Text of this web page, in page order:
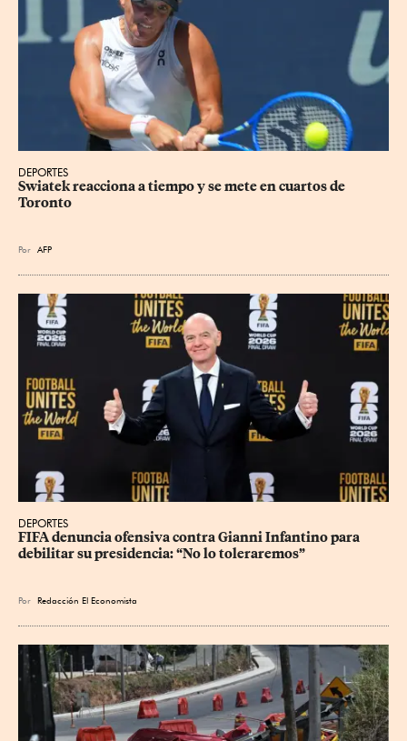
DEPORTES
Swiatek reacciona a tiempo y se mete en cuartos de
Toronto
Por AFP
DEPORTES
FIFA denuncia ofensiva contra Gianni Infantino para
debilitar su presidencia: “No lo toleraremos”
Por Redacción El Economista